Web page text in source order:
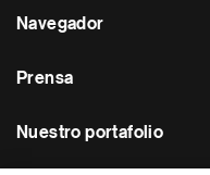
Navegador
Prensa
Nuestro portafolio